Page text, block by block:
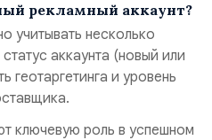
рекламный аккаунт?
учитывать несколько
аккаунта (новый или
геотаргетинга и уровень
ключевую роль в успешном